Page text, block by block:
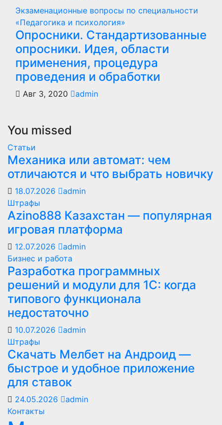
Экзаменационные вопросы по специальности
«Педагогика и психология»
Опросники. Стандартизованные
опросники. Идея, области
применения, процедура
проведения и обработки
Авг 3, 2020 admin
You missed
Статьи
Механика или автомат: чем
отличаются и что выбрать новичку
18.07.2026
admin
Штрафы
Azino888 Казахстан — популярная
игровая платформа
12.07.2026
admin
Бизнес и работа
Разработка программных
решений и модули для 1С: когда
типового функционала
недостаточно
10.07.2026
admin
Штрафы
Скачать Мелбет на Андроид —
быстрое и удобное приложение
для ставок
24.05.2026
admin
Контакты